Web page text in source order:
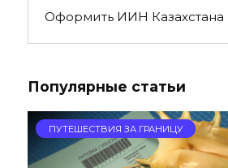
Оформить ИИН Казахстана
Популярные статьи
ПУТЕШЕСТВИЯ ЗА ГРАНИЦУ